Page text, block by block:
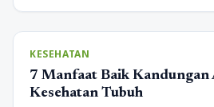
KESEHATAN
7 Manfaat Baik
Kesehatan Tubuh